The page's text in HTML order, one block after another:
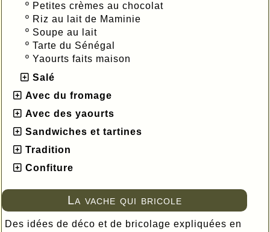
º Petites crèmes au chocolat
º Riz au lait de Maminie
º Soupe au lait
º Tarte du Sénégal
º Yaourts faits maison
Salé
Avec du fromage
Avec des yaourts
Sandwiches et tartines
Tradition
Confiture
La vache qui bricole
Des idées de déco et de bricolage expliquées en